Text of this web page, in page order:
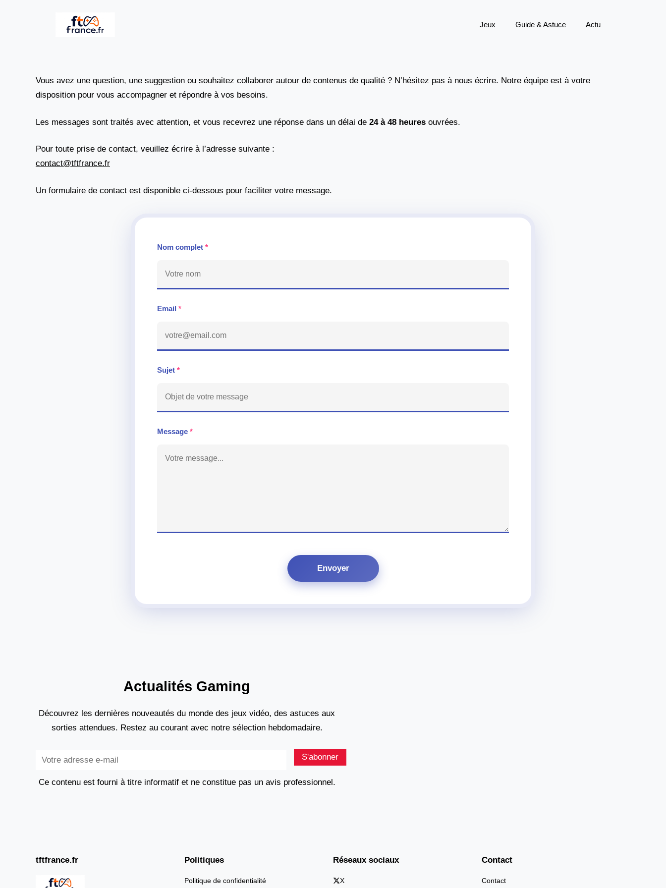
Jeux Guide & Astuce Actu
Vous avez une question, une suggestion ou souhaitez collaborer autour de contenus de qualité ? N’hésitez pas à nous écrire. Notre équipe est à votre
disposition pour vous accompagner et répondre à vos besoins.
Les messages sont traités avec attention, et vous recevrez une réponse dans un délai de 24 à 48 heures ouvrées.
Pour toute prise de contact, veuillez écrire à l’adresse suivante :
contact@tftfrance.fr
Un formulaire de contact est disponible ci-dessous pour faciliter votre message.
Nom complet *
Email *
Sujet *
Message *
Envoyer
Actualités Gaming
Découvrez les dernières nouveautés du monde des jeux vidéo, des astuces aux
sorties attendues. Restez au courant avec notre sélection hebdomadaire.
S'abonner
Ce contenu est fourni à titre informatif et ne constitue pas un avis professionnel.
tftfrance.fr Politiques
Politique de confidentialité
Réseaux sociaux
X
Contact
Contact